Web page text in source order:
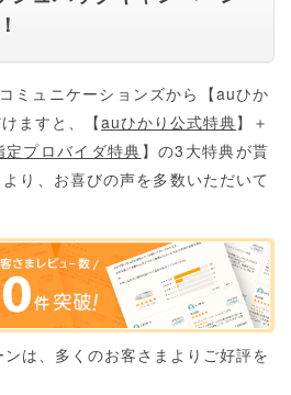
ミュニケーションズから【auひか
ますと、【auひかり公式特典】＋
定プロバイダ特典 】の3大特典が貰
り、お喜びの声を多数いただいて
は、多くのお客さまよりご好評を